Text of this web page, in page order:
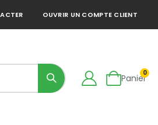
OUVRIR UN COMPTE CLIENT
Panier
0